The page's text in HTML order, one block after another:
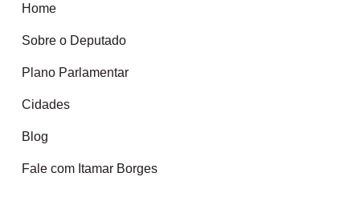
Home
Sobre o Deputado
Plano Parlamentar
Cidades
Blog
Fale com Itamar Borges